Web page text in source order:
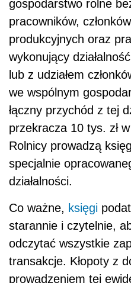
gospodarstwo rolne
pracowników,
produkcyjnych oraz
wykonujący
lub z udziałem
we wspólnym
łączny przychód z tej
przekracza 10 tys. zł
Rolnicy prowadzą
specjalnie
działalności.
Co ważne, księgi
starannie i czytelnie,
odczytać wszystkie
transakcje. Kłopoty z
prowadzeniem tej